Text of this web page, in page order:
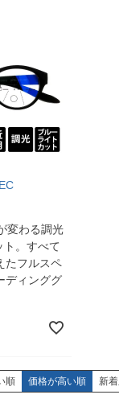
変わる調光
。すべて
たフルスペ
ディンググ
順 価格が高い順 新